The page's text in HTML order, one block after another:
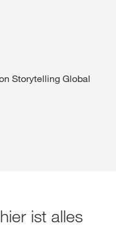
Storytelling Global
ist alles